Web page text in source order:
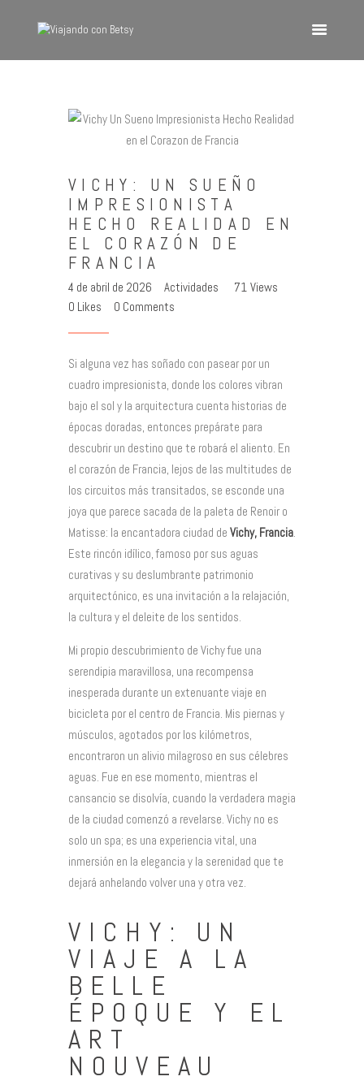
VIAJANDO CON BETSY
Inicio
Europa
América
Asia
Quienes Somos
Contacto
VICHY: UN SUEÑO
IMPRESIONISTA
HECHO REALIDAD EN
EL CORAZÓN DE
FRANCIA
4 de abril de 2026 Actividades 71 Views
0 Likes 0 Comments
Si alguna vez has soñado con pasear por un
cuadro impresionista, donde los colores vibran
bajo el sol y la arquitectura cuenta historias de
épocas doradas, entonces prepárate para
descubrir un destino que te robará el aliento. En
el corazón de Francia, lejos de las multitudes de
los circuitos más transitados, se esconde una
joya que parece sacada de la paleta de Renoir o
Matisse: la encantadora ciudad de Vichy, Francia.
Este rincón idílico, famoso por sus aguas
curativas y su deslumbrante patrimonio
arquitectónico, es una invitación a la relajación,
la cultura y el deleite de los sentidos.
Mi propio descubrimiento de Vichy fue una
serendipia maravillosa, una recompensa
inesperada durante un extenuante viaje en
bicicleta por el centro de Francia. Mis piernas y
músculos, agotados por los kilómetros,
encontraron un alivio milagroso en sus célebres
aguas. Fue en ese momento, mientras el
cansancio se disolvía, cuando la verdadera magia
de la ciudad comenzó a revelarse. Vichy no es
solo un spa; es una experiencia vital, una
inmersión en la elegancia y la serenidad que te
dejará anhelando volver una y otra vez.
VICHY: UN
VIAJE A LA
BELLE
ÉPOQUE Y EL
ART
NOUVEAU